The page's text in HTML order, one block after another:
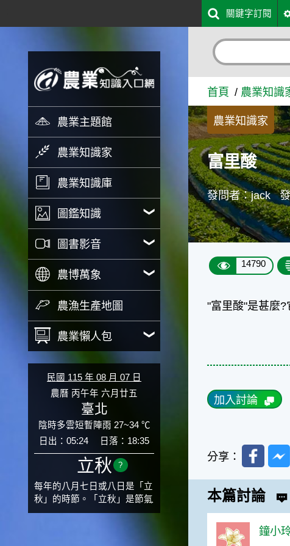
富里酸 - 農業知識入口網
農業主題館
農業知識家
農業知識庫
圖鑑知識
圖書影音
農博萬象
農漁生產地圖
農業懶人包
民國 115 年 08 月 07 日
農曆 丙午年 六月廿五
臺北
陰時多雲短暫陣雨 27~34 ℃
日出：05:24
日落：18:35
立秋 ?
每年的八月七日或八日是「立
秋」的時節。「立秋」是節氣
邁入秋涼的先聲，表示酷熱難
關鍵字訂閱
首頁 農業知識
農業知識家
富里酸
發問者：jack
14790
"富里酸"是甚麼
加入討論
分享：
Facebook
本篇討論
鐘小